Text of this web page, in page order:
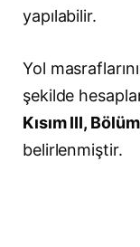
yapılabilir.
Yol
şekilde
Kısım III, Bölüm
belirlenmiştir.